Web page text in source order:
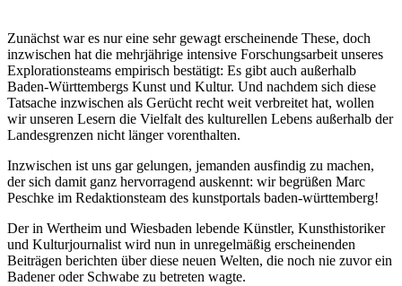
Zunächst war es nur eine sehr gewagt erscheinende These, doch
inzwischen hat die mehrjährige intensive Forschungsarbeit unseres
Explorationsteams empirisch bestätigt: Es gibt auch außerhalb
Baden-Württembergs Kunst und Kultur. Und nachdem sich diese
Tatsache inzwischen als Gerücht recht weit verbreitet hat, wollen
wir unseren Lesern die Vielfalt des kulturellen Lebens außerhalb der
Landesgrenzen nicht länger vorenthalten.
Inzwischen ist uns gar gelungen, jemanden ausfindig zu machen,
der sich damit ganz hervorragend auskennt: wir begrüßen Marc
Peschke im Redaktionsteam des kunstportals baden-württemberg!
Der in Wertheim und Wiesbaden lebende Künstler, Kunsthistoriker
und Kulturjournalist wird nun in unregelmäßig erscheinenden
Beiträgen berichten über diese neuen Welten, die noch nie zuvor ein
Badener oder Schwabe zu betreten wagte.